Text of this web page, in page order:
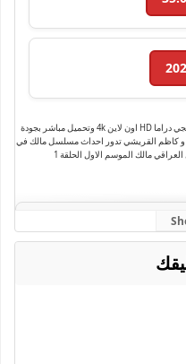
مشاهدة الحلقة 1 الاولى من مسلسل مالك Malek 2025 ايجي دراما HD اون لاين 4k وتحميل مباشر بجودة
و كاظم القريشي تدور احداث مسلسل مالك في
مالك الموسم الاول الحلقة 1
2025
,رمضان 2025 ,ايجي دراما,ذو